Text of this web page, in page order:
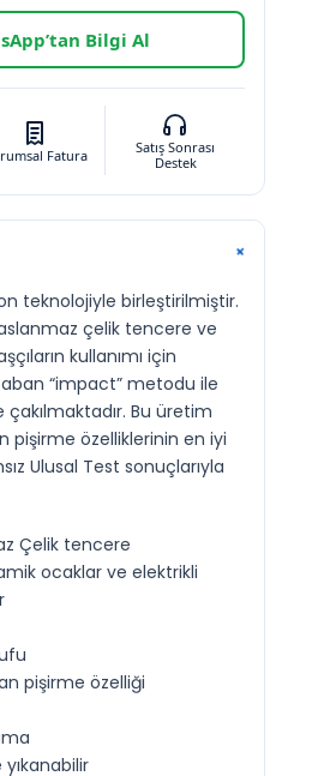
Bilgi Al
Fatura
Satış Sonrası
Destek
+
teknolojiyle birleştirilmiştir.
çelik tencere ve
kullanımı için
“impact” metodu ile
Bu üretim
pişirme özelliklerinin en iyi
Ulusal Test sonuçlarıyla
Çelik tencere
ocaklar ve elektrikli
pişirme özelliği
yıkanabilir